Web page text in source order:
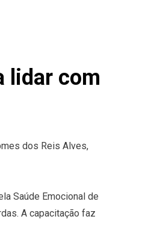
lidar com
dos Reis Alves,
Saúde Emocional de
A capacitação faz